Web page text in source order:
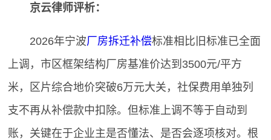
京云律师评析：
2026年宁波厂房拆迁补偿标准相比旧标准已全面
上调，市区框架结构厂房基准价达到3500元/平方
米，区片综合地价突破6万元大关，社保费用单独列
支不再从补偿款中扣除。但标准上调不等于自动到
账，关键在于企业主是否懂法、是否会逐项核对。根